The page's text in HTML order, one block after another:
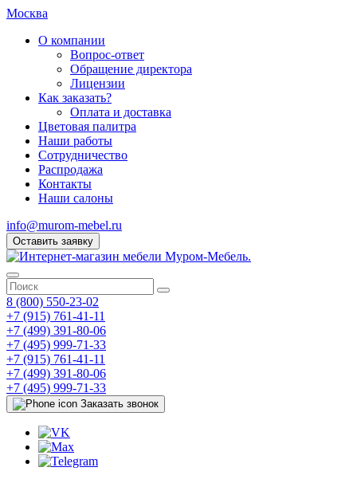
Москва
О компании
Вопрос-ответ
Обращение директора
Лицензии
Как заказать?
Оплата и доставка
Цветовая палитра
Наши работы
Сотрудничество
Распродажа
Контакты
Наши салоны
info@murom-mebel.ru
Оставить заявку
8 (800) 550-23-02
+7 (915) 761-41-11
+7 (499) 391-80-06
+7 (495) 999-71-33
+7 (915) 761-41-11
+7 (499) 391-80-06
+7 (495) 999-71-33
Заказать звонок